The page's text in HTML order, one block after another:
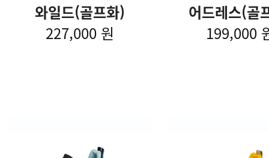
와일드(골프화)
227,000 원
어드레스(골
199,000